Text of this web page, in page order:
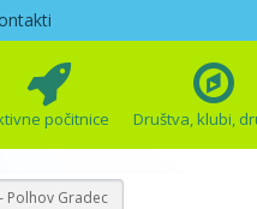
počitnice Društva, klubi,
Polhov Gradec